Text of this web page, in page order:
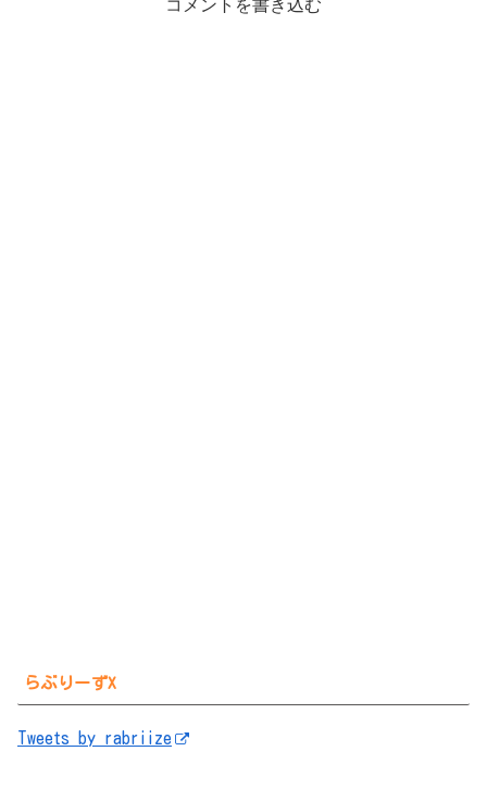
コメントを書き込む
らぶりーずX
Tweets by rabriize